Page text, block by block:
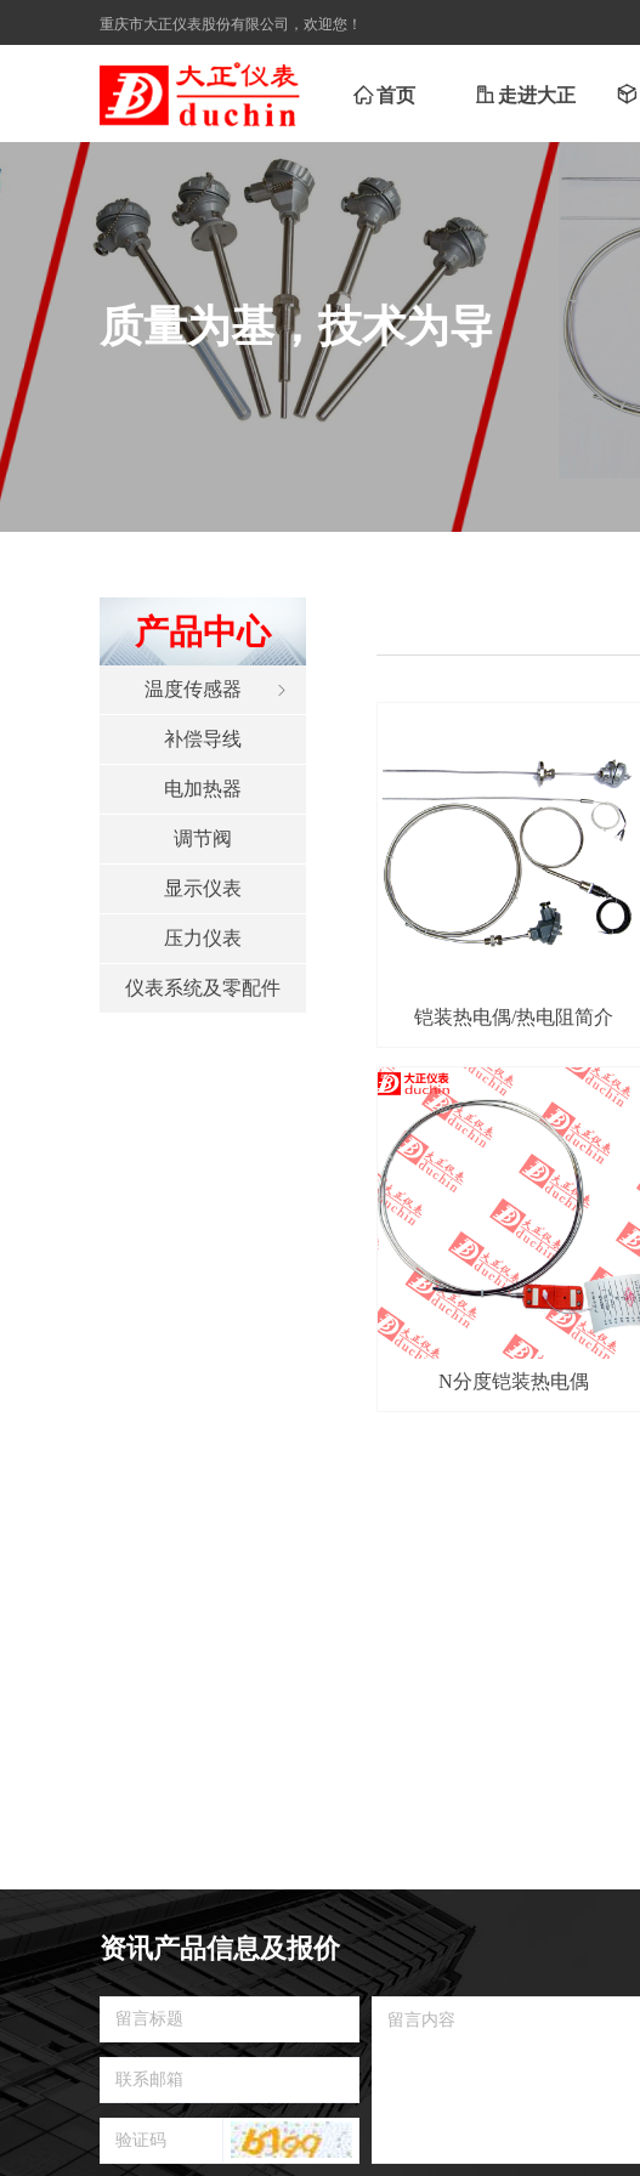
ꀇ 首页 ꀶ 走进大正 ꁦ
重庆市大正仪表股份有限公司，欢迎您！
铠装热电偶/热电阻简介
N分度铠装热电偶
产品中心
ꁇ
温度传感器
补偿导线
电加热器
调节阀
显示仪表
压力仪表
仪表系统及零配件
质量为基，技术为导
资讯产品信息及报价